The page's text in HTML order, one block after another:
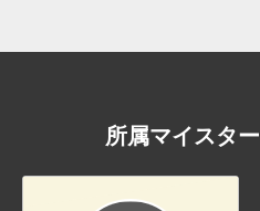
所属マイスター